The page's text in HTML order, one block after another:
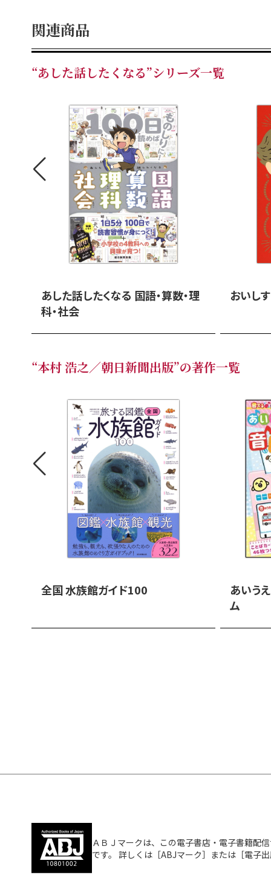
関連商品
“あした話したくなる”シリーズ一覧
あした話したくなる 国語・算数・理
科・社会
おいし
“本村 浩之／朝日新聞出版”の著作一覧
全国 水族館ガイド100
あいう
ム
ＡＢＪマークは、この電子書店・電子書籍配
です。 詳しくは［ABJマーク］または［電子